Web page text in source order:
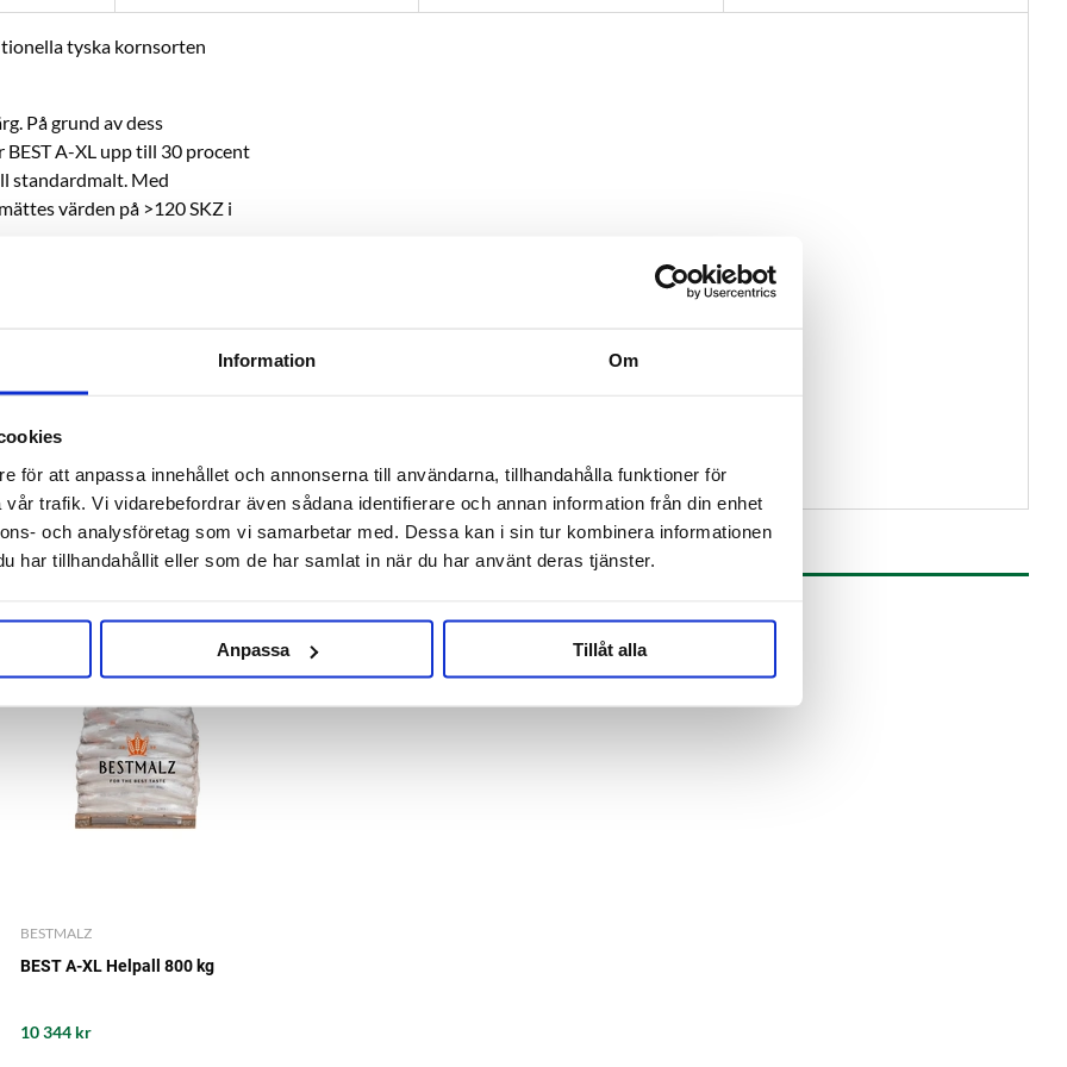
Information Om
för att anpassa innehållet och annonserna till användarna, tillhandahålla funktioner för
trafik. Vi vidarebefordrar även sådana identifierare och annan information från din enhet
och analysföretag som vi samarbetar med. Dessa kan i sin tur kombinera informationen
har tillhandahållit eller som de har samlat in när du har använt deras tjänster.
Anpassa Tillåt alla
tyska kornsorten
På grund av dess
A-XL upp till 30 procent
standardmalt. Med
värden på >120 SKZ i
RELATERADE PRODUKTER
BESTMALZ
BEST A-XL Helpall 800 kg
10 344 kr